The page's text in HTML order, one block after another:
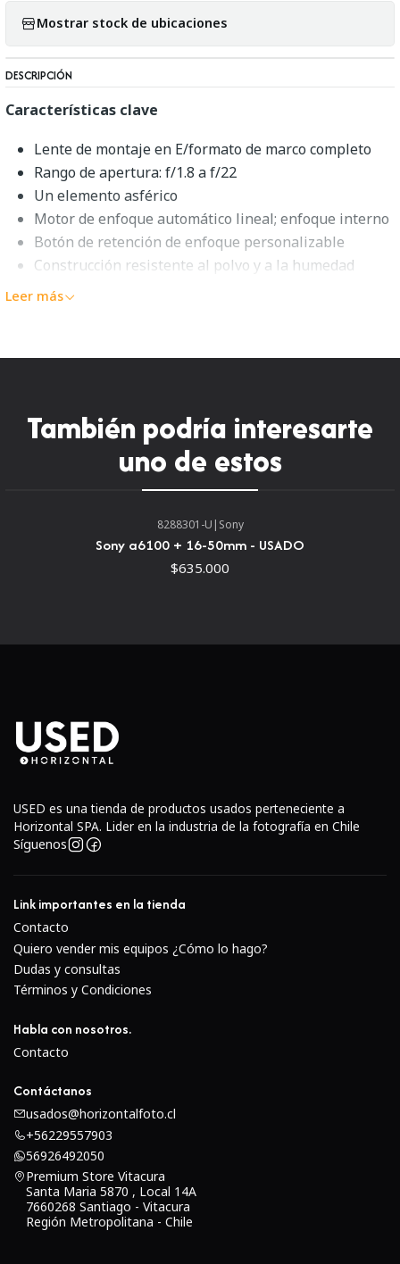
Mostrar stock de ubicaciones
DESCRIPCIÓN
Características clave
Lente de montaje en E/formato de marco completo
Rango de apertura: f/1.8 a f/22
Un elemento asférico
Motor de enfoque automático lineal; enfoque interno
Botón de retención de enfoque personalizable
Construcción resistente al polvo y a la humedad
Diafragma redondeado de 9 hojas
35mm f/1.8
35mm f/1.8combina una versátil distancia focal gran
angular con un diseño brillante y un factor de forma
elegante. Como gran angular, este objetivo sobresale en
una variedad de situaciones, desde disparos en la calle
adapta a trabajar en la iluminación disponible y beneficia
el control de la profundidad de campo.
Un elemento asférico controla la distorsión y las
aberraciones esféricas, lo que permite una mayor
nitidez y una resolución uniforme de esquina a
esquina.
La apertura máxima rápida f/1.8 proporciona la
capacidad de crear imágenes con una profundidad de
condiciones de poca luz.
El diafragma redondeado de nueve hojas contribuye a
Enfoque automático y manejo
Leer más
También podría interesarte
uno de estos
8288301-U | Sony
Sony a6100 + 16-50mm - USADO
$635.000
USED es una tienda de productos usados perteneciente a
Horizontal SPA. Lider en la industria de la fotografía en Chile
Síguenos
Link importantes en la tienda
Contacto
Quiero vender mis equipos ¿Cómo lo hago?
Dudas y consultas
Términos y Condiciones
Habla con nosotros.
Contacto
Contáctanos
usados@horizontalfoto.cl
+56229557903
56926492050
Premium Store Vitacura
Santa Maria 5870 , Local 14A
7660268 Santiago - Vitacura
Región Metropolitana - Chile